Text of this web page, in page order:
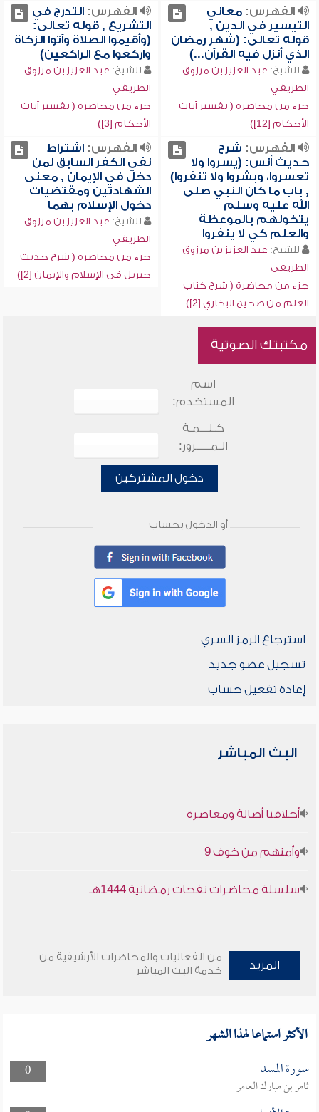
الفهرس:معاني
التيسير في الدين ,
قوله تعالى: (شهر رمضان
الذي أنزل فيه القرآن...)
للشيخ: عبد العزيز بن مرزوق
الطريفي
جزء من محاضرة ( تفسير آيات
الأحكام [12])
الفهرس:التدرج في
التشريع , قوله تعالى:
(وأقيموا الصلاة وآتوا الزكاة
واركعوا مع الراكعين)
للشيخ: عبد العزيز بن مرزوق
الطريفي
جزء من محاضرة ( تفسير آيات
الأحكام [3])
الفهرس: شرح
حديث أنس: (يسروا ولا
تعسروا، وبشروا ولا تنفروا)
, باب ما كان النبي صلى
الله عليه وسلم
يتخولهم بالموعظة
والعلم كي لا ينفروا
للشيخ: عبد العزيز بن مرزوق
الطريفي
جزء من محاضرة ( شرح كتاب
العلم من صحيح البخاري [2])
الفهرس:اشتراط
نفي الكفر السابق لمن
دخل في الإيمان , معنى
الشهادتين ومقتضيات
دخول الإسلام بهما
للشيخ: عبد العزيز بن مرزوق
الطريفي
جزء من محاضرة ( شرح حديث
جبريل في الإسلام والإيمان [2])
مكتبتك الصوتية
اسم
المستخدم:
كـلـــمـة
الـمـــــرور:
دخول المشتركين
أو الدخول بحساب
استرجاع الرمز السري
تسجيل عضو جديد
إعادة تفعيل حساب
البث المباشر
أخلاقنا أصالة ومعاصرة
وأمنهم من خوف 9
سلسلة محاضرات نفحات رمضانية 1444هـ
المزيد
من الفعاليات والمحاضرات الأرشيفية من
خدمة البث المباشر
الأكثر استماعا لهذا الشهر
0 سورة المسد
ثامر بن مبارك العامر